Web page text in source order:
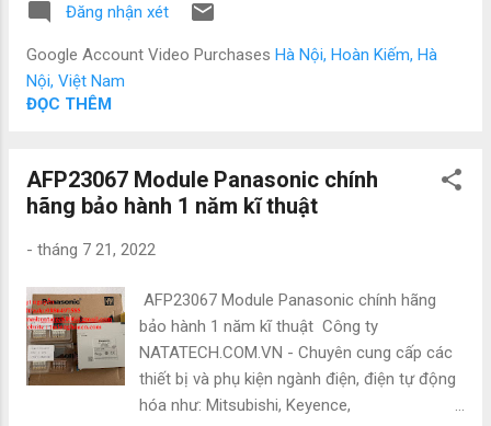
điện tự động hóa như: Mitsubishi, Keyence,
Yaskawa,Panasonic, Festo, Norgen ,Omron ,
585 • Zalo : 0886 497 585 • Email :
natatech006@gmail.com • Website :
#CamBien #Sensor #DienTuDongHoa
#GiaRe #ChinhHang #DongCo #Servo
#BoGiamToc #NhapKhau #GiaTot
#ChuyenPhanPhoi #NhaPhanPhoi #DaiLy
#Mitsubishi #Schneider #Omron #Hitachi
#Festo #NangLuongMatTroi #Solar #Energy
Đăng nhận xét
Google Account Video Purchases Hà Nội, Hoàn Kiếm, Hà
Nội, Việt Nam
ĐỌC THÊM
AFP23067 Module Panasonic chính
hãng bảo hành 1 năm kĩ thuật
- tháng 7 21, 2022
AFP23067 Module Panasonic chính hãng
bảo hành 1 năm kĩ thuật Công ty
NATATECH.COM.VN - Chuyên cung cấp các
thiết bị và phụ kiện ngành điện, điện tự động
hóa như: Mitsubishi, Keyence,